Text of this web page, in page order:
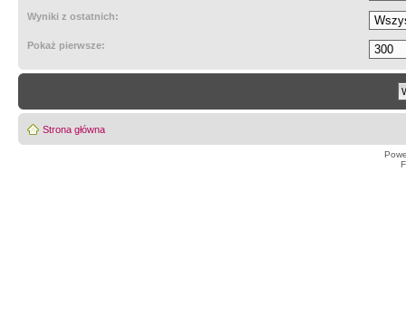
Wyniki z ostatnich:
Pokaż pierwsze:
Strona główna